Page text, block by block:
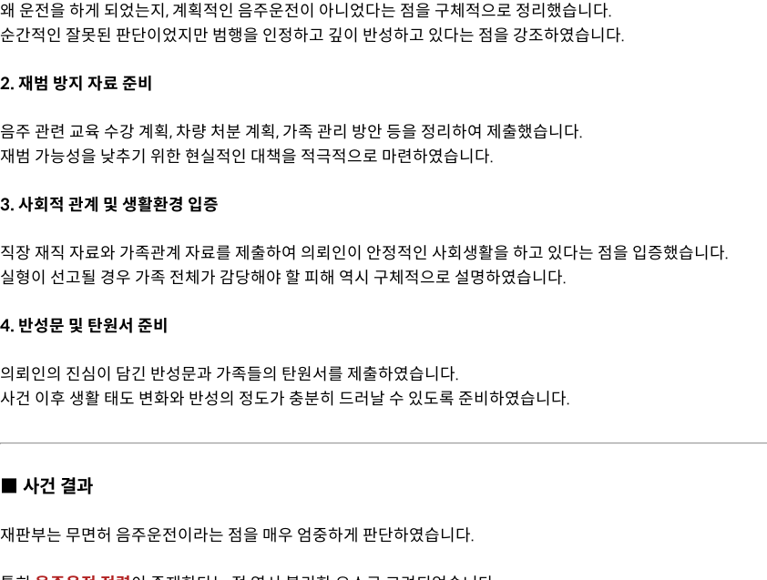
왜 운전을 하게 되었는지, 계획적인 음주운전이 아니었다는 점을 구체적으로 정리했습니다.
순간적인 잘못된 판단이었지만 범행을 인정하고 깊이 반성하고 있다는 점을 강조하였습니다.
2. 재범 방지 자료 준비
음주 관련 교육 수강 계획, 차량 처분 계획, 가족 관리 방안 등을 정리하여 제출했습니다.
재범 가능성을 낮추기 위한 현실적인 대책을 적극적으로 마련하였습니다.
3. 사회적 관계 및 생활환경 입증
직장 재직 자료와 가족관계 자료를 제출하여 의뢰인이 안정적인 사회생활을 하고 있다는 점을 입증했습니다.
실형이 선고될 경우 가족 전체가 감당해야 할 피해 역시 구체적으로 설명하였습니다.
4. 반성문 및 탄원서 준비
의뢰인의 진심이 담긴 반성문과 가족들의 탄원서를 제출하였습니다.
사건 이후 생활 태도 변화와 반성의 정도가 충분히 드러날 수 있도록 준비하였습니다.
■ 사건 결과
재판부는 무면허 음주운전이라는 점을 매우 엄중하게 판단하였습니다.